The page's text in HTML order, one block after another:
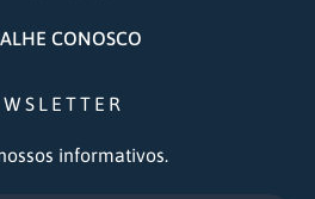
CONOSCO
informativos.